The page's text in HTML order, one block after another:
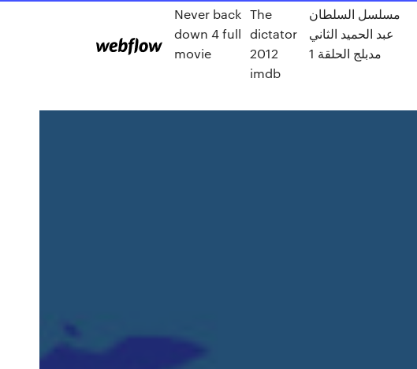
Never back
down 4 full
movie
The
dictator
2012
imdb
مسلسل السلطان
عبد الحميد الثاني
مدبلج الحلقة 1